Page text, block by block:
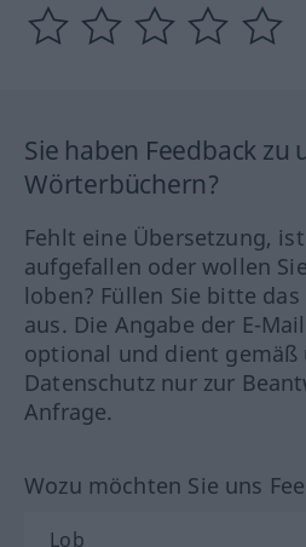
Sie haben Feedback zu
Wörterbüchern?
Fehlt eine Übersetzung,
aufgefallen oder wollen
loben? Füllen Sie bitte
aus. Die Angabe der E-
optional und dient gemäß
Datenschutz nur zur
Anfrage.
Wozu möchten Sie uns